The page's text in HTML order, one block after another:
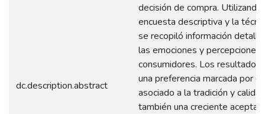
dc.description.abstract
decisión de compra. Utilizando
encuesta descriptiva y la
se recopiló información
las emociones y percepciones
consumidores. Los resultados
una preferencia marcada por
asociado a la tradición y
también una creciente